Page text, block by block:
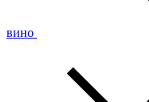
вино